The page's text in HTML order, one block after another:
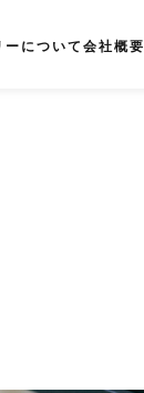
ーについて会社概要